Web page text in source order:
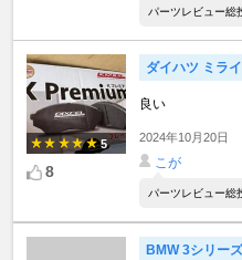
パーツレビュー総
5
8
ダイハツ ミラ
良い
2024年10月20日
こが
パーツレビュー総
BMW 3シリー